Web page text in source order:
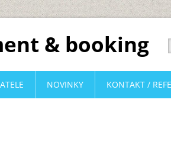
& booking
NOVINKY KONTAKT /